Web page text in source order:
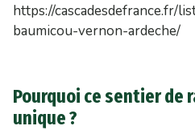
https://cascadesdefrance.fr/
baumicou-vernon-ardeche/
Pourquoi ce sentier de
unique ?